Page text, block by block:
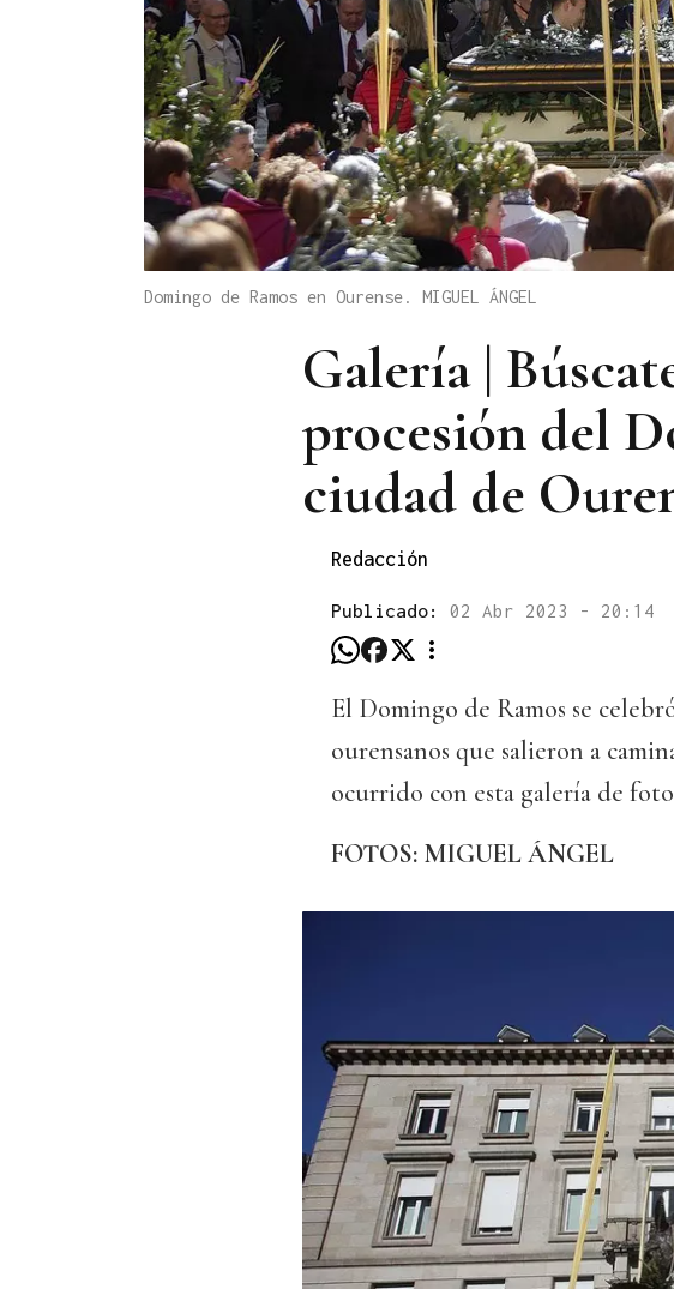
Domingo de Ramos en Ourense. MIGUEL ÁNGEL
Galería |
procesión del
ciudad de
Redacción
Publicado: 02 Abr 2023 - 20:14
El Domingo de Ramos se
ourensanos que salieron a
ocurrido con esta galería de
FOTOS: MIGUEL ÁNGEL